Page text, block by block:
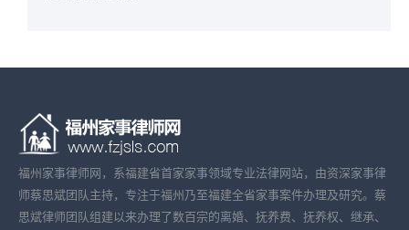
福州家事律师网，系福建省首家家事领域专业法律网站，由资深家事律
师蔡思斌团队主持，专注于福州乃至福建全省家事案件办理及研究。蔡
思斌律师团队组建以来办理了数百宗的离婚、抚养费、抚养权、继承、